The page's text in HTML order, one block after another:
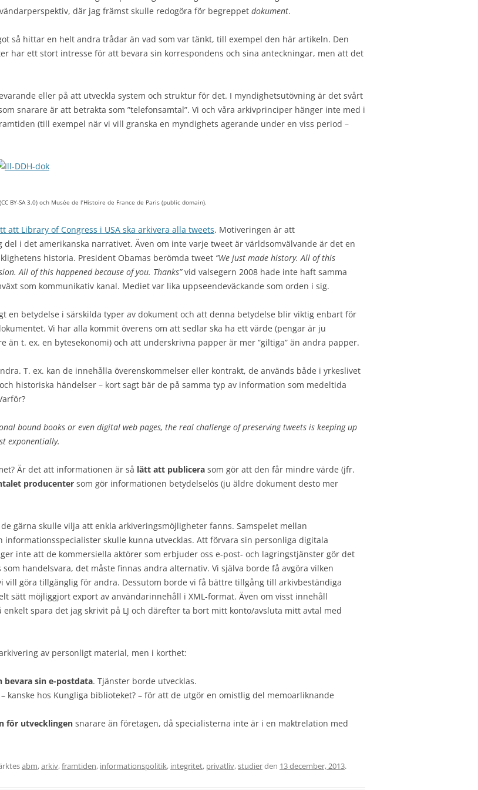
där jag främst skulle redogöra för begreppet dokument.
så hittar en helt andra trådar än vad som var tänkt, till exempel den här artikeln. Den
har ett stort intresse för att bevara sin korrespondens och sina anteckningar, men att det
eller på att utveckla system och struktur för det. I myndighetsutövning är det svårt
snarare är att betrakta som ”telefonsamtal”. Vi och våra arkivprinciper hänger inte med i
(till exempel när vi vill granska en myndighets agerande under en viss period –
SA 3.0) och Musée de l’Histoire de France de Paris (public domain).
att Library of Congress i USA ska arkivera alla tweets. Motiveringen är att
i det amerikanska narrativet. Även om inte varje tweet är världsomvälvande är det en
historia. President Obamas berömda tweet ”We just made history. All of this
All of this happened because of you. Thanks”vid valsegern 2008 hade inte haft samma
som kommunikativ kanal. Mediet var lika uppseendeväckande som orden i sig.
en betydelse i särskilda typer av dokument och att denna betydelse blir viktig enbart för
Vi har alla kommit överens om att sedlar ska ha ett värde (pengar är ju
t. ex. en bytesekonomi) och att underskrivna papper är mer ”giltiga” än andra papper.
T. ex. kan de innehålla överenskommelser eller kontrakt, de används både i yrkeslivet
historiska händelser – kort sagt bär de på samma typ av information som medeltida
bound books or even digital web pages, the real challenge of preserving tweets is keeping up
exponentially.
Är det att informationen är så lätt att publicera som gör att den får mindre värde (jfr.
producenter som gör informationen betydelselös (ju äldre dokument desto mer
gärna skulle vilja att enkla arkiveringsmöjligheter fanns. Samspelet mellan
skulle kunna utvecklas. Att förvara sin personliga digitala
inte att de kommersiella aktörer som erbjuder oss e-post- och lagringstjänster gör det
handelsvara, det måste finnas andra alternativ. Vi själva borde få avgöra vilken
göra tillgänglig för andra. Dessutom borde vi få bättre tillgång till arkivbeständiga
sätt möjliggjort export av användarinnehåll i XML-format. Även om visst innehåll
spara det jag skrivit på LJ och därefter ta bort mitt konto/avsluta mitt avtal med
av personligt material, men i korthet:
bevara sin e-postdata. Tjänster borde utvecklas.
– kanske hos Kungliga biblioteket? – för att de utgör en omistlig del memoarliknande
för utvecklingen snarare än företagen, då specialisterna inte är i en maktrelation med
abm,arkiv,framtiden, informationspolitik, integritet, privatliv,studierden 13 december, 2013.